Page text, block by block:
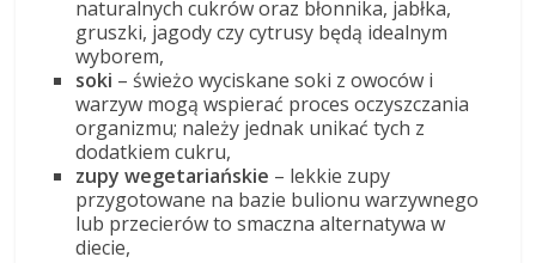
naturalnych cukrów oraz błonnika, jabłka,
gruszki, jagody czy cytrusy będą idealnym
wyborem,
soki – świeżo wyciskane soki z owoców i
warzyw mogą wspierać proces oczyszczania
organizmu; należy jednak unikać tych z
dodatkiem cukru,
zupy wegetariańskie – lekkie zupy
przygotowane na bazie bulionu warzywnego
lub przecierów to smaczna alternatywa w
diecie,